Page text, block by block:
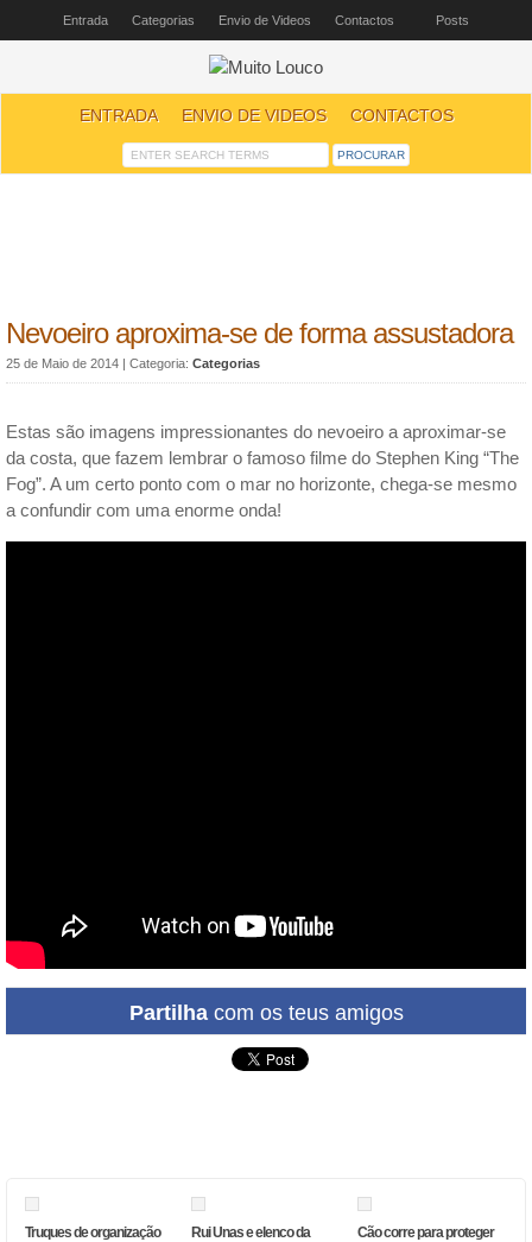
Entrada Categorias Envio de Videos Contactos Posts
ENTRADA ENVIO DE VIDEOS CONTACTOS
Nevoeiro aproxima-se de forma assustadora
25 de Maio de 2014 | Categoria: Categorias
Estas são imagens impressionantes do nevoeiro a aproximar-se
da costa, que fazem lembrar o famoso filme do Stephen King “The
Fog”. A um certo ponto com o mar no horizonte, chega-se mesmo
a confundir com uma enorme onda!
Partilhacom os teus amigos
Truques de organização
Rui Unas e elenco da
Cão corre para proteger